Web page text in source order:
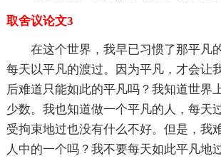
取舍议论文3
在这个世界，我早已习惯了那平凡
每天以平凡的渡过。因为平凡，才会让
后难道只能如此的平凡吗？我知道世界
少数。我也知道做一个平凡的人，每天
受拘束地过也没有什么不好。但是，我
人中的一个吗？我不要每天如此平凡地